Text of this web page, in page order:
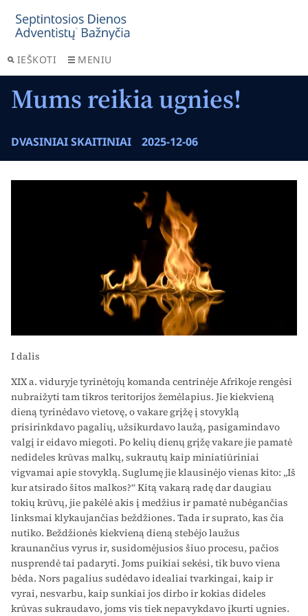
IEŠKOTI MENIU
Mums reikia ugnies!
DVASINIAI SKAITINIAI 2025-12-06
I dalis
XIX a. viduryje tyrinėtojų komanda centrinėje Afrikoje rengėsi
nubraižyti tam tikros teritorijos žemėlapius. Jie kiekvieną
dieną tyrinėdavo vietovę, o vakare grįžę į stovyklą
prisirinkdavo pagalių, užsikurdavo laužą, pasigamindavo
valgį ir eidavo miegoti. Po kelių dienų grįžę vakare jie pamatė
nedideles krūvas malkų, sukrautų kaip miniatiūriniai
vigvamai apie stovyklą. Suglumę jie klausinėjo vienas kito: „Iš
kur atsirado šitos malkos?“ Kitą vakarą radę dar daugiau
tokių krūvų, jie pakėlė akis į medžius ir pamatė nubėgančias
linksmai klykaujančias beždžiones. Tada ir suprato, kas čia
nutiko. Beždžionės kiekvieną dieną stebėjo laužus
kraunančius vyrus ir, susidomėjusios šiuo procesu, pačios
nusprendė tai padaryti. Joms puikiai sekėsi, tik buvo viena
bėda. Nors pagalius sudėdavo idealiai tvarkingai, kaip ir
vyrai, nesvarbu, kaip sunkiai jos dirbo ir kokias dideles
krūvas sukraudavo, joms vis tiek nepavykdavo įkurti ugnies.